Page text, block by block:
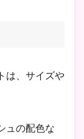
は、サイズや
ュの配色な